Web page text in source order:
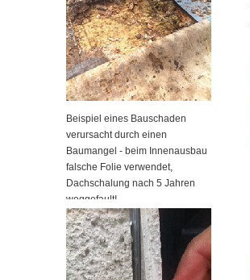
Beispiel eines Bauschaden
verursacht durch einen
Baumangel - beim Innenausbau
falsche Folie verwendet,
Dachschalung nach 5 Jahren
weggefault!